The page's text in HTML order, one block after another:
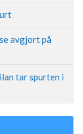
avgjort på
tar spurten i